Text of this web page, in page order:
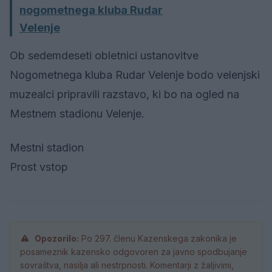
nogometnega kluba Rudar
Velenje
Ob sedemdeseti obletnici ustanovitve
Nogometnega kluba Rudar Velenje bodo velenjski
muzealci pripravili razstavo, ki bo na ogled na
Mestnem stadionu Velenje.
Mestni stadion
Prost vstop
Opozorilo: Po 297. členu Kazenskega zakonika je
posameznik kazensko odgovoren za javno spodbujanje
sovraštva, nasilja ali nestrpnosti. Komentarji z žaljivimi,